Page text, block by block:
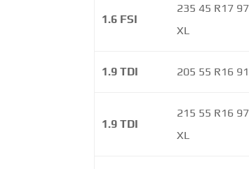
1.6 FSI
235 45 R17
XL
1.9 TDI 205 55 R16
1.9 TDI
215 55 R16
XL